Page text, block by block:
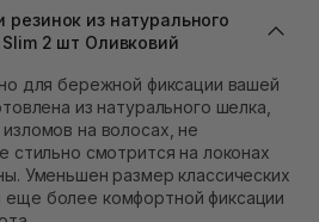
ул. Степана Бандеры 43
ул. Кулика и Гудачека 23 (ТЦ
из натурального
2 шт Оливковий
для бережной фиксации вашей
из натурального шелка,
на волосах, не
стильно смотрится на локонах
Уменьшен размер классических
еще более комфортной фиксации